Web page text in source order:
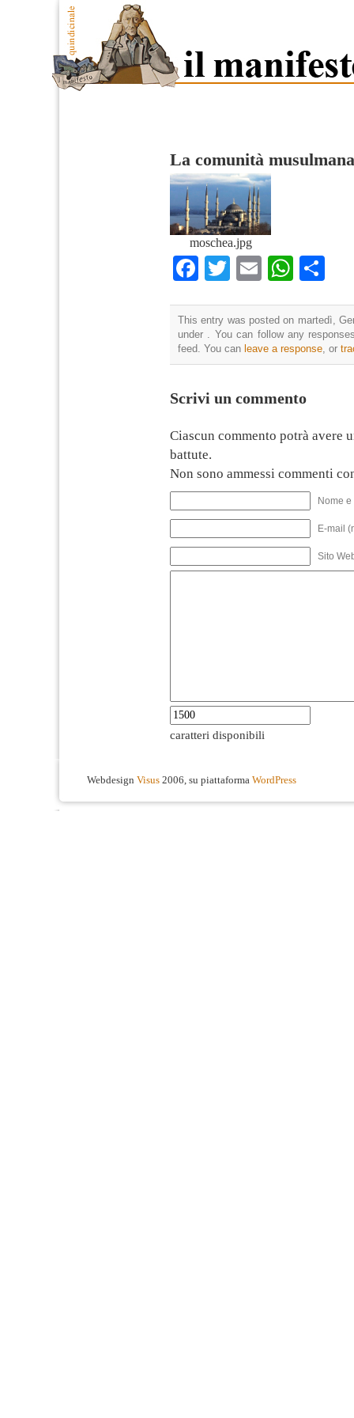
La comunità
moschea.jpg
Facebook
TwitterEmail
This entry was posted on martedì,
under . You can follow any
feed. You can leave a response , or
Scrivi un commento
Ciascun commento potrà avere
battute.
Non sono ammessi commenti
Nome
E-mail
Sito
caratteri disponibili
Webdesign Visus 2006, su piattaforma WordPress